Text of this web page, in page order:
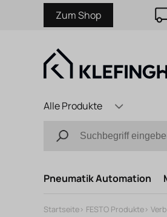
Zum Shop
Alle Produkte
Pneumatik Automation
Startseite> FESTO Produkte>